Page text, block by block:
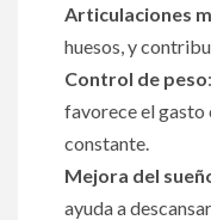
Articulaciones
huesos, y
Control de peso
favorece el gasto
constante.
Mejora del
ayuda a